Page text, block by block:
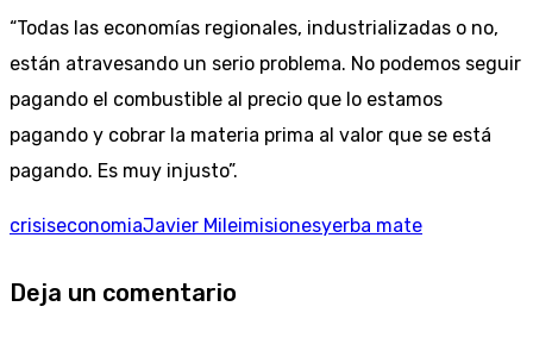
“Todas las economías regionales, industrializadas o no,
están atravesando un serio problema. No podemos seguir
pagando el combustible al precio que lo estamos
pagando y cobrar la materia prima al valor que se está
pagando. Es muy injusto”.
crisiseconomiaJavier Mileimisionesyerba mate
Deja un comentario